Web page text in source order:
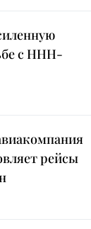
с ННН-
рейсы